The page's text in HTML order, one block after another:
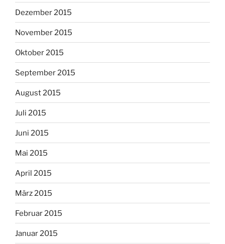
Dezember 2015
November 2015
Oktober 2015
September 2015
August 2015
Juli 2015
Juni 2015
Mai 2015
April 2015
März 2015
Februar 2015
Januar 2015